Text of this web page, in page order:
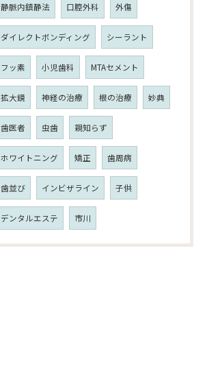
静脈内鎮静法 口腔外科 外傷
ダイレクトボンディング シーラント
フッ素 小児歯科 MTAセメント
拡大鏡 神経の治療 根の治療 妙典
歯医者 虫歯 親知らず
ホワイトニング 矯正 歯周病
歯並び インビザライン 子供
デンタルエステ 市川